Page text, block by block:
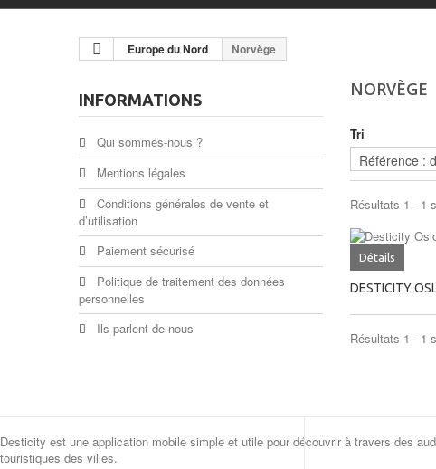
Europe du Nord Norvège
NORVÈGE
Tri
Résultats 1 - 1
Détails
DESTICITY
Résultats 1 - 1
INFORMATIONS
Qui sommes-nous ?
Mentions légales
Conditions générales de vente et
d’utilisation
Paiement sécurisé
Politique de traitement des données
personnelles
Ils parlent de nous
Desticity est une application mobile simple et utile pour découvrir à travers des
touristiques des villes.